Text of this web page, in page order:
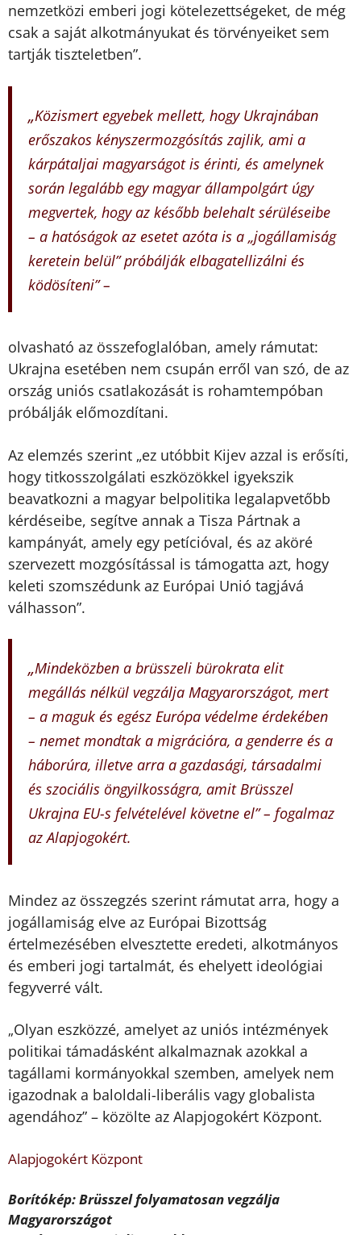
nemzetközi emberi jogi kötelezettségeket, de még
csak a saját alkotmányukat és törvényeiket sem
tartják tiszteletben”.
„Közismert egyebek mellett, hogy Ukrajnában
erőszakos kényszermozgósítás zajlik, ami a
kárpátaljai magyarságot is érinti, és amelynek
során legalább egy magyar állampolgárt úgy
megvertek, hogy az később belehalt sérüléseibe
– a hatóságok az esetet azóta is a „jogállamiság
keretein belül” próbálják elbagatellizálni és
ködösíteni” –
olvasható az összefoglalóban, amely rámutat:
Ukrajna esetében nem csupán erről van szó, de az
ország uniós csatlakozását is rohamtempóban
próbálják előmozdítani.
Az elemzés szerint „ez utóbbit Kijev azzal is erősíti,
hogy titkosszolgálati eszközökkel igyekszik
beavatkozni a magyar belpolitika legalapvetőbb
kérdéseibe, segítve annak a Tisza Pártnak a
kampányát, amely egy petícióval, és az aköré
szervezett mozgósítással is támogatta azt, hogy
keleti szomszédunk az Európai Unió tagjává
válhasson”.
„Mindeközben a brüsszeli bürokrata elit
megállás nélkül vegzálja Magyarországot, mert
– a maguk és egész Európa védelme érdekében
– nemet mondtak a migrációra, a genderre és a
háborúra, illetve arra a gazdasági, társadalmi
és szociális öngyilkosságra, amit Brüsszel
Ukrajna EU-s felvételével követne el” – fogalmaz
az Alapjogokért.
Mindez az összegzés szerint rámutat arra, hogy a
jogállamiság elve az Európai Bizottság
értelmezésében elvesztette eredeti, alkotmányos
és emberi jogi tartalmát, és ehelyett ideológiai
fegyverré vált.
„Olyan eszközzé, amelyet az uniós intézmények
politikai támadásként alkalmaznak azokkal a
tagállami kormányokkal szemben, amelyek nem
igazodnak a baloldali-liberális vagy globalista
agendához” – közölte az Alapjogokért Központ.
Alapjogokért Központ
Borítókép: Brüsszel folyamatosan vegzálja
Magyarországot